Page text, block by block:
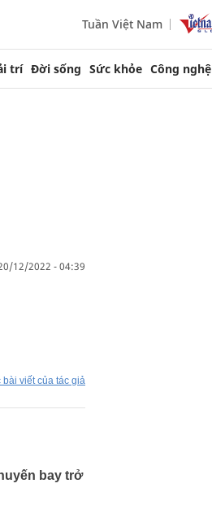
Tuần Việt Nam
trí Đời sống Sức khỏe Công nghệ
12/2022 - 04:39
bài viết của tác giả
bay trở